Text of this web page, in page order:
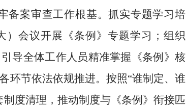
备案审查工作根基。抓实专题学习培
）会议开展《条例》专题学习；组织
导全体工作人员精准掌握《条例》核
环节依法依规推进。按照“谁制定、谁
度清理，推动制度与《条例》衔接匹